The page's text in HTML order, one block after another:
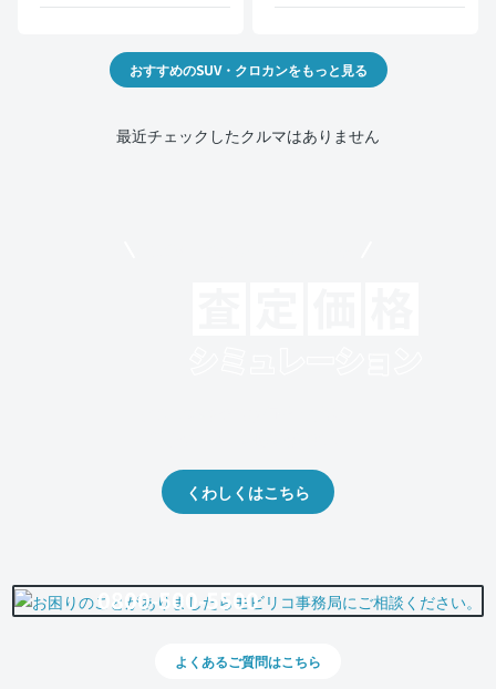
おすすめのSUV・クロカンをもっと見る
最近チェックしたクルマはありません
くわしくはこちら
0800-500-5500
よくあるご質問はこちら